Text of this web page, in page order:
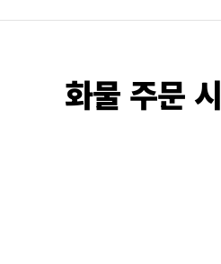
화물 주문 시